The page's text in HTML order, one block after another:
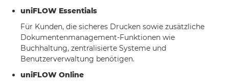
uniFLOW Essentials
Für Kunden, die sicheres Drucken sowie zusätzliche
Dokumentenmanagement-Funktionen wie
Buchhaltung, zentralisierte Systeme und
Benutzerverwaltung benötigen.
uniFLOW Online